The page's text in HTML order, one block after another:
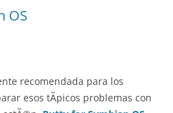
OS
recomendada para los
esos tÃ­picos problemas con